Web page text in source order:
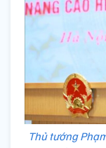
Thủ tướng